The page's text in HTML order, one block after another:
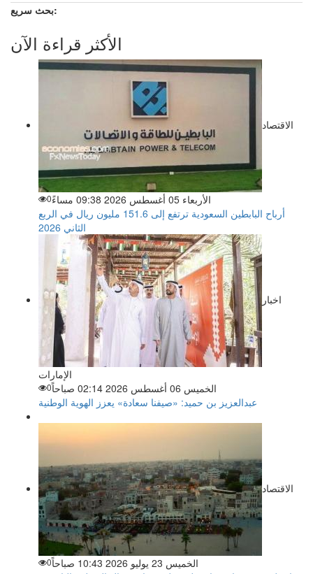
بحث سريع:
الأكثر قراءة الآن
الاقتصاد
الأربعاء 05 أغسطس 2026 09:38 مساءً 0
أرباح البابطين السعودية ترتفع إلى 151.6 مليون ريال في الربع
الثاني 2026
اخبار
الإمارات
الخميس 06 أغسطس 2026 02:14 صباحاً
0
عبدالعزيز بن حميد: «صيفنا سعادة» يعزز الهوية الوطنية
الاقتصاد
الخميس 23 يوليو 2026 10:43 صباحاً 0